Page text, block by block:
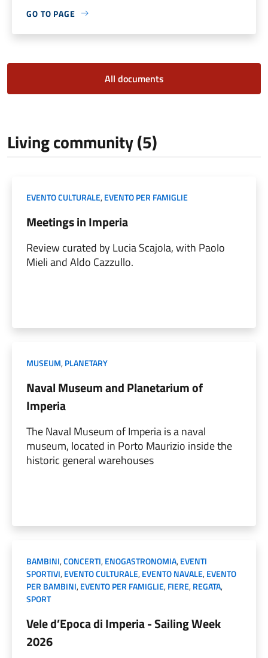
GO TO PAGE
All documents
Living community (5)
EVENTO CULTURALE,EVENTO PER FAMIGLIE
Meetings in Imperia
Review curated by Lucia Scajola, with Paolo
Mieli and Aldo Cazzullo.
MUSEUM,PLANETARY
Naval Museum and Planetarium of
Imperia
The Naval Museum of Imperia is a naval
museum, located in Porto Maurizio inside the
historic general warehouses
BAMBINI,CONCERTI,ENOGASTRONOMIA,EVENTI
SPORTIVI,EVENTO CULTURALE,EVENTO NAVALE,EVENTO
PER BAMBINI,EVENTO PER FAMIGLIE,FIERE,REGATA,
SPORT
Vele d’Epoca di Imperia - Sailing Week
2026